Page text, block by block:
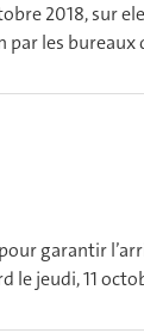
2018, sur
les bureaux
garantir
le jeudi, 11